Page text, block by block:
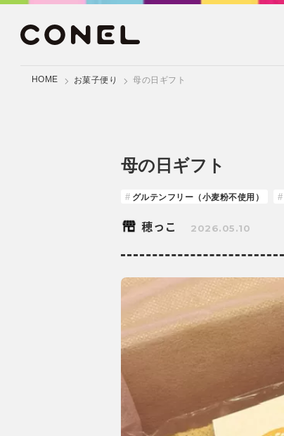
HOME お菓子便り 母の日ギフト
母の日ギフト
グルテンフリー（小麦粉不使用）
穂っこ 2026.05.10